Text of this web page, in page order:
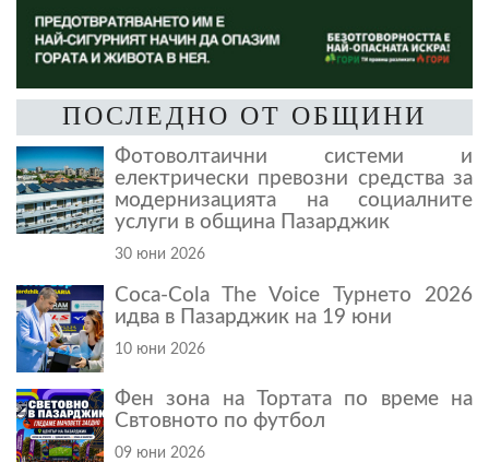
ПОСЛЕДНО ОТ ОБЩИНИ
Фотоволтаични системи и
електрически превозни средства за
модернизацията на социалните
услуги в община Пазарджик
30 юни 2026
Coca-Cola The Voice Турнето 2026
идва в Пазарджик на 19 юни
10 юни 2026
Фен зона на Тортата по време на
Свтовното по футбол
09 юни 2026